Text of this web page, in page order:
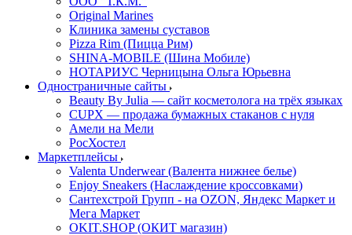
Original Marines
Клиника замены суставов
Pizza Rim (Пицца Рим)
SHINA-MOBILE (Шина Мобиле)
НОТАРИУС Черницына Ольга Юрьевна
Одностраничные сайты
Beauty By Julia — сайт косметолога на трёх языках
CUPX — продажа бумажных стаканов с нуля
Амели на Мели
РосХостел
Маркетплейсы
Valenta Underwear (Валента нижнее белье)
Enjoy Sneakers (Наслаждение кроссовками)
Сантехcтрой Групп - на OZON, Яндекс Маркет и
Мега Маркет
OKIT.SHOP (ОКИТ магазин)